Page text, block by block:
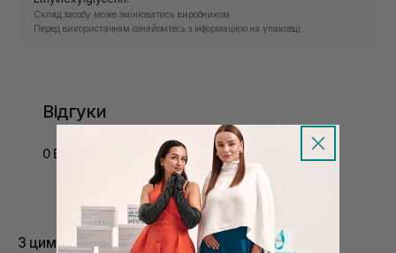
Склад засобу може змінюватись виробником.
Перед використанням ознайомтесь з інформацією на упаковці.
Відгуки
0 Відгуків
З цим товаром купують